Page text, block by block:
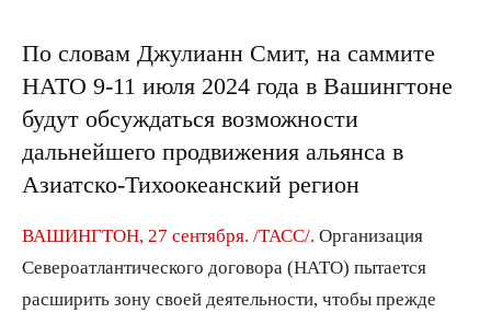
По словам Джулианн Смит, на саммите
НАТО 9-11 июля 2024 года в Вашингтоне
будут обсуждаться возможности
дальнейшего продвижения альянса в
Азиатско-Тихоокеанский регион
ВАШИНГТОН, 27 сентября. /ТАСС/. Организация
Североатлантического договора (НАТО) пытается
расширить зону своей деятельности, чтобы прежде